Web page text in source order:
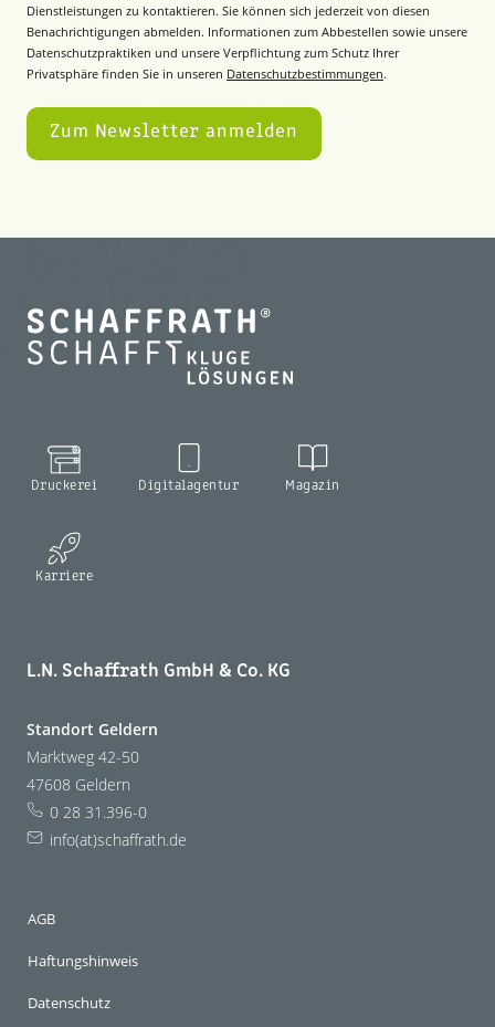
Dienstleistungen zu kontaktieren. Sie können sich jederzeit von diesen
Benachrichtigungen abmelden. Informationen zum Abbestellen sowie unsere
Datenschutzpraktiken und unsere Verpflichtung zum Schutz Ihrer
Privatsphäre finden Sie in unseren Datenschutzbestimmungen.
Druckerei Digitalagentur Magazin
Karriere
L.N. Schaffrath GmbH & Co. KG
Standort Geldern
Marktweg 42-50
47608 Geldern
0 28 31.396-0
info(at)schaffrath.de
AGB
Haftungshinweis
Datenschutz